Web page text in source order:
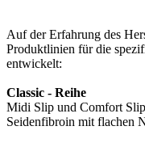
Auf der Erfahrung des
Produktlinien für die
entwickelt:
Classic - Reihe
Midi Slip und Comfort Slip
Seidenfibroin mit flachen